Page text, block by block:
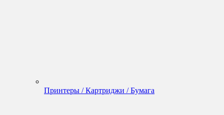
Принтеры / Картриджи / Бумага